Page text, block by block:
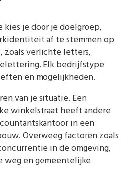
kies je door je doelgroep,
af te stemmen op
zoals verlichte letters,
Elk bedrijfstype
en mogelijkheden.
van je situatie. Een
winkelstraat heeft andere
in een
Overweeg factoren zoals
in de omgeving,
weg en gemeentelijke